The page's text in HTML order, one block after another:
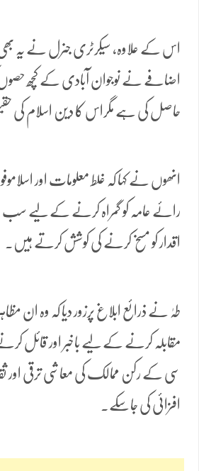
اس کے علاوہ، سیکرٹری جنرل نے یہ
اضافے نے نوجوان آبادی کے کچھ
حاصل کی ہے مگراس کا دین اسلام کی
انھوں نے کہا کہ غلط معلومات اور
رائے عامہ کو گمراہ کرنے کے لیے سب
اقدار کو مسخ کرنے کی کوشش کرتے ہیں۔
طہٰ نے ذرائع ابلاغ پرزور دیا کہ وہ ان
مقابلہ کرنے کے لیے باخبر اور قائل کرنے
سی کے رکن ممالک کی معاشی ترقی اور
افزائی کی جاسکے۔